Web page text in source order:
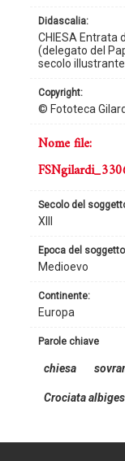
didascalia:
CHIESA Entrata
(delegato del
secolo
copyright:
© Fototeca
continente:
Europa
secolo del
XIII
epoca del
Medioevo
nome file:
parole chiave
chiesa
Crociata